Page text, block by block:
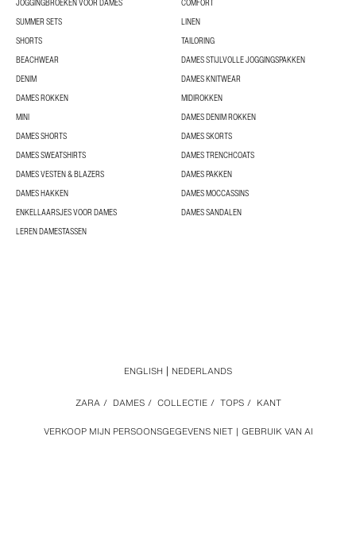
SUMMER SETS
LINEN
SHORTS
TAILORING
BEACHWEAR
DAMES STIJLVOLLE JOGGINGSPAKKEN
DENIM
DAMES KNITWEAR
DAMES ROKKEN
MIDIROKKEN
MINI
DAMES DENIM ROKKEN
DAMES SHORTS
DAMES SKORTS
DAMES SWEATSHIRTS
DAMES TRENCHCOATS
DAMES VESTEN & BLAZERS
DAMES PAKKEN
DAMES HAKKEN
DAMES MOCCASSINS
ENKELLAARSJES VOOR DAMES
DAMES SANDALEN
LEREN DAMESTASSEN
VERKOOP MIJN PERSOONSGEGEVENS NIET GEBRUIK VAN AI
ZARA / DAMES / COLLECTIE / TOPS / KANT
ENGLISH NEDERLANDS